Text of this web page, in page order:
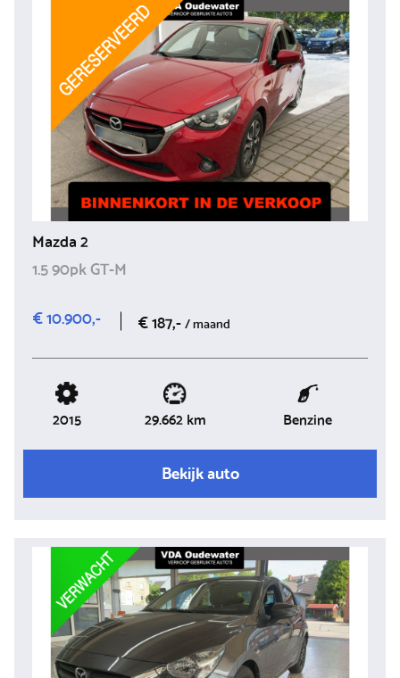
Mazda 2
1.5 90pk GT-M
€ 10.900,-
€ 187,-/ maand
2015 29.662 km Benzine
Bekijk auto